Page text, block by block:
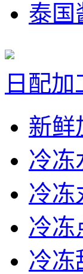
泰国
日配
新鲜
冷冻
冷冻
冷冻
冷冻